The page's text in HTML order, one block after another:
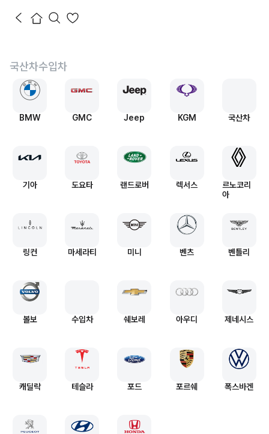
국산차수입차
BMW GMC Jeep KGM 국산차
기아 도요타 랜드로버 렉서스
르노코리
아
링컨 마세라티 미니 벤츠 벤틀리
볼보 수입차 쉐보레 아우디 제네시스
캐딜락 테슬라 포드 포르쉐 폭스바겐